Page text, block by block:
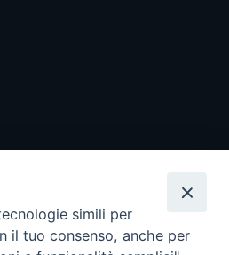
simili per
il tuo consenso, anche per